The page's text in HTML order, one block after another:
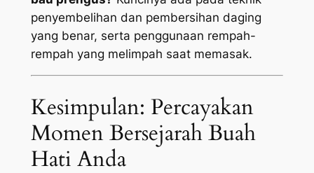
penyembelihan dan pembersihan daging
yang benar, serta penggunaan rempah-
rempah yang melimpah saat memasak.
Kesimpulan: Percayakan
Momen Bersejarah Buah
Hati Anda